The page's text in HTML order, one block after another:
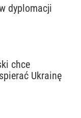
dyplomacji
chce
Ukrainę